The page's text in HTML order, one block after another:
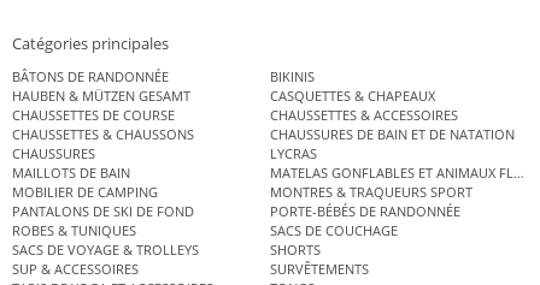
Catégories principales
BÂTONS DE RANDONNÉE
BIKINIS
HAUBEN & MÜTZEN GESAMT
CASQUETTES & CHAPEAUX
CHAUSSETTES DE COURSE
CHAUSSETTES & ACCESSOIRES
CHAUSSETTES & CHAUSSONS
CHAUSSURES DE BAIN ET DE NATATION
CHAUSSURES
LYCRAS
MAILLOTS DE BAIN
MATELAS GONFLABLES ET ANIMAUX
MOBILIER DE CAMPING
MONTRES & TRAQUEURS SPORT
PANTALONS DE SKI DE FOND
PORTE-BÉBÉS DE RANDONNÉE
ROBES & TUNIQUES
SACS DE COUCHAGE
SACS DE VOYAGE & TROLLEYS
SHORTS
SUP & ACCESSOIRES
SURVÊTEMENTS